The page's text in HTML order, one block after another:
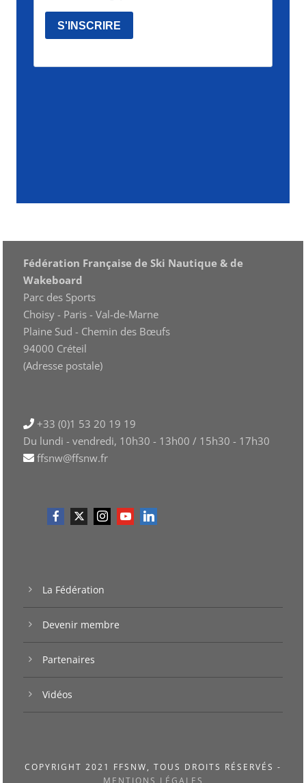
Fédération Française de Ski Nautique & de
Wakeboard
Parc des Sports
Choisy - Paris - Val-de-Marne
Plaine Sud - Chemin des Bœufs
94000 Créteil
(Adresse postale)
+33 (0)1 53 20 19 19
Du lundi - vendredi, 10h30 - 13h00 / 15h30 - 17h30
ffsnw@ffsnw.fr
La Fédération
Devenir membre
Partenaires
Vidéos
COPYRIGHT 2021 FFSNW, TOUS DROITS RÉSERVÉS -
MENTIONS LÉGALES